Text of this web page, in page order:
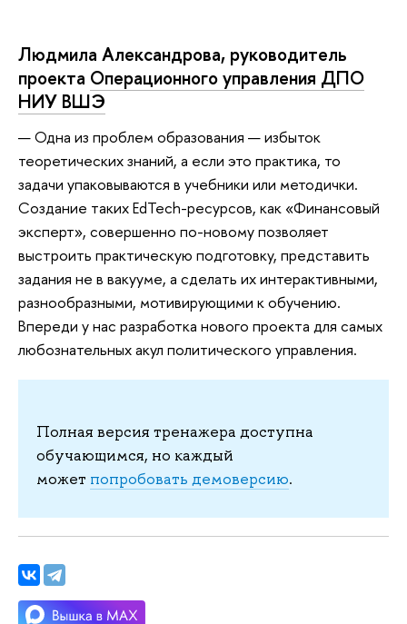
Людмила Александрова, руководитель
проекта Операционного управления ДПО
НИУ ВШЭ
— Одна из проблем образования — избыток
теоретических знаний, а если это практика, то
задачи упаковываются в учебники или методички.
Создание таких EdTech-ресурсов, как «Финансовый
эксперт», совершенно по-новому позволяет
выстроить практическую подготовку, представить
задания не в вакууме, а сделать их интерактивными,
разнообразными, мотивирующими к обучению.
Впереди у нас разработка нового проекта для самых
любознательных акул политического управления.
Полная версия тренажера доступна
обучающимся, но каждый
может попробовать демоверсию.